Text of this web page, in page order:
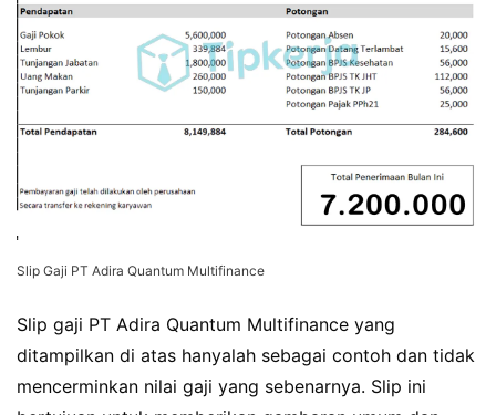
Slip Gaji PT Adira Quantum Multifinance
Slip gaji PT Adira Quantum Multifinance yang
ditampilkan di atas hanyalah sebagai contoh dan tidak
mencerminkan nilai gaji yang sebenarnya. Slip ini